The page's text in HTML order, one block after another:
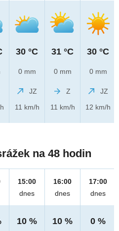
30 °C
0 mm
JZ
11 km/h
31 °C
0 mm
Z
11 km/h
30 °C
0 mm
JZ
12 km/h
na 48 hodin
15:00
dnes
10 %
16:00
dnes
10 %
17:00
dnes
0 %